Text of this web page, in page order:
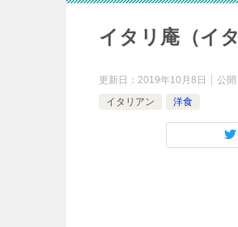
イタリ庵（イ
更新日： 2019年10月8日 公開
イタリアン
洋食